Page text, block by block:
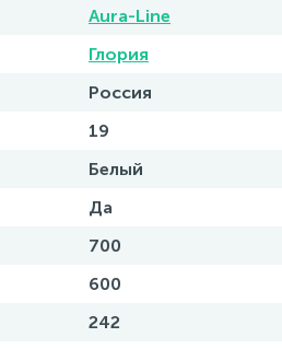
Aura-Line
Глория
Россия
19
Белый
Да
700
600
242